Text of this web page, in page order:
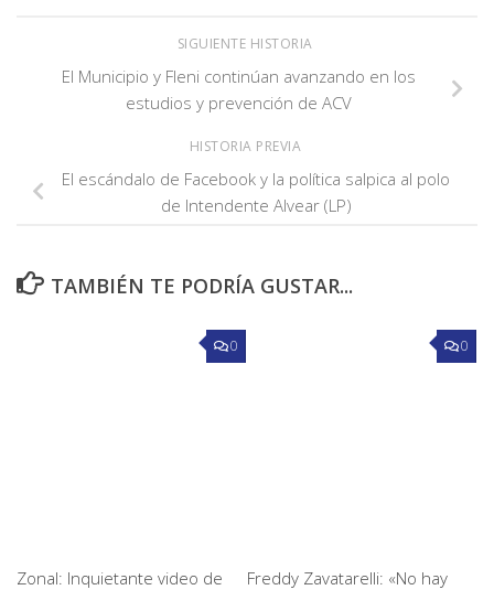
SIGUIENTE HISTORIA
El Municipio y Fleni continúan avanzando en los
estudios y prevención de ACV
HISTORIA PREVIA
El escándalo de Facebook y la política salpica al polo
de Intendente Alvear (LP)
TAMBIÉN TE PODRÍA GUSTAR...
0
Zonal: Inquietante video de
0
Freddy Zavatarelli: «No hay